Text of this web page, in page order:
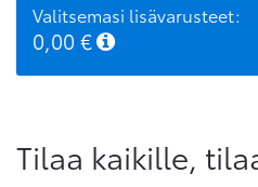
Valitsemasi lisävarusteet:
0,00 €
Tilaa kaikille,